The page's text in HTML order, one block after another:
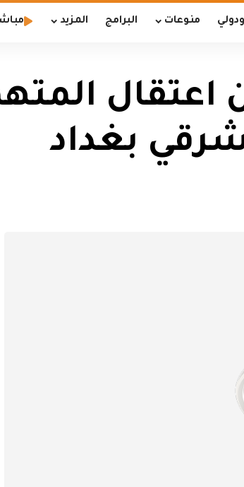
منوعات البرامج المزيد
اعتقال
بغداد